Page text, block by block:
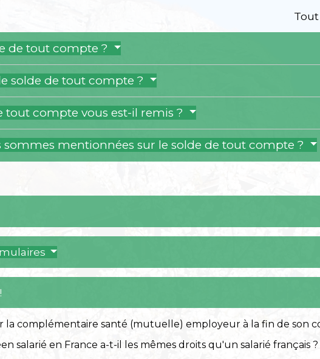
de tout compte ?
solde de tout compte ?
tout compte vous est-il remis ?
sommes mentionnées sur le solde de tout compte ?
la complémentaire santé (mutuelle) employeur à la fin de son
salarié en France a-t-il les mêmes droits qu'un salarié français ?